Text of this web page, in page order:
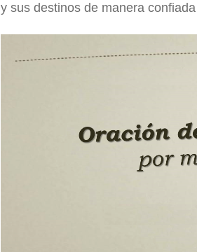
y sus destinos de manera